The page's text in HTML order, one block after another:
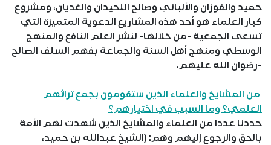
حميد والفوزان والألباني وصالح اللحيدان والغديان، ومشروع
كبار العلماء هو أحد هذه المشاريع الدعوية المتميزة التي
تسعى الجمعية -من خلالها- لنشر العلم النافع والمنهج
الوسطي ومنهج أهل السنة والجماعة بفهم السلف الصالح
-رضوان الله عليهم.
من المشايخ والعلماء الذين ستقومون بجمع تراثهم
العلمي؟ وما السبب في اختيارهم؟
حددنا عددا من العلماء والمشايخ الذين شهدت لهم الأمة
بالحق والرجوع إليهم وهم: (الشيخ عبدالله بن حميد،